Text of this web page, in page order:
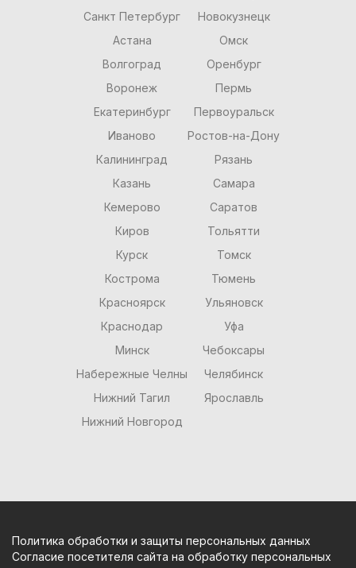
Санкт Петербург
Астана
Волгоград
Воронеж
Екатеринбург
Иваново
Калининград
Казань
Кемерово
Киров
Курск
Кострома
Красноярск
Краснодар
Минск
Набережные Челны
Нижний Тагил
Нижний Новгород
Новокузнецк
Омск
Оренбург
Пермь
Первоуральск
Ростов-на-Дону
Рязань
Самара
Саратов
Тольятти
Томск
Тюмень
Ульяновск
Уфа
Чебоксары
Челябинск
Ярославль
Политика обработки и защиты персональных данных
Согласие посетителя сайта на обработку персональных